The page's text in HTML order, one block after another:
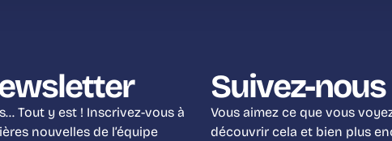
Tout y est ! Inscrivez-vous à
nouvelles de l’équipe
Suivez-
Vous aimez ce que vous
découvrir cela et bien plus